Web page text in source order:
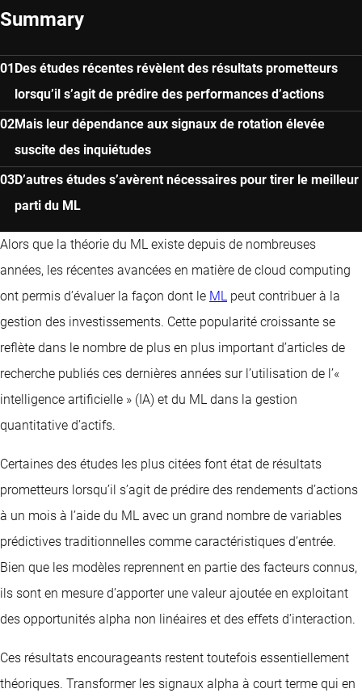
Summary
Des études récentes révèlent des résultats prometteurs
lorsqu’il s’agit de prédire des performances d’actions
Mais leur dépendance aux signaux de rotation élevée
suscite des inquiétudes
D’autres études s’avèrent nécessaires pour tirer le meilleur
parti du ML
Alors que la théorie du ML existe depuis de nombreuses
années, les récentes avancées en matière de cloud computing
ont permis d’évaluer la façon dont le ML peut contribuer à la
gestion des investissements. Cette popularité croissante se
reflète dans le nombre de plus en plus important d’articles de
recherche publiés ces dernières années sur l’utilisation de l’«
intelligence artificielle » (IA) et du ML dans la gestion
quantitative d’actifs.
Certaines des études les plus citées font état de résultats
prometteurs lorsqu’il s’agit de prédire des rendements d’actions
à un mois à l’aide du ML avec un grand nombre de variables
prédictives traditionnelles comme caractéristiques d’entrée.
Bien que les modèles reprennent en partie des facteurs connus,
ils sont en mesure d’apporter une valeur ajoutée en exploitant
des opportunités alpha non linéaires et des effets d’interaction.
Ces résultats encourageants restent toutefois essentiellement
théoriques. Transformer les signaux alpha à court terme qui en